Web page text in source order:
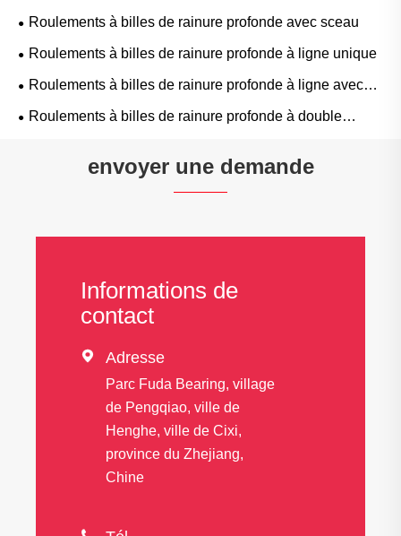
Roulements à billes de rainure profonde avec sceau
Roulements à billes de rainure profonde à ligne unique
Roulements à billes de rainure profonde à ligne avec
des emplacements de remplissage
Roulements à billes de rainure profonde à double
envoyer une demande
Informations de
contact
 Adresse
Parc Fuda Bearing, village
de Pengqiao, ville de
Henghe, ville de Cixi,
province du Zhejiang,
Chine